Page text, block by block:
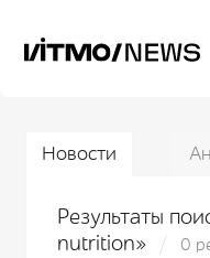
Новости
Результаты
nutrition»
0